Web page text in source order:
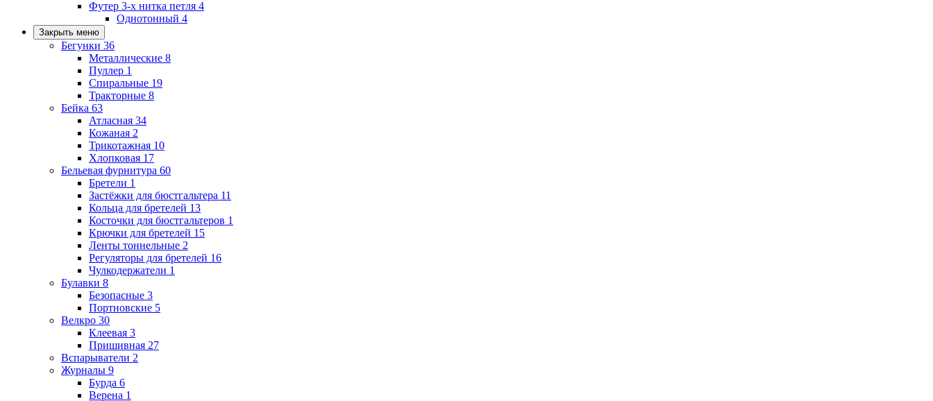
Футер 3-х нитка петля 4
Однотонный 4
Закрыть меню
Бегунки 36
Металлические 8
Пуллер 1
Спиральные 19
Тракторные 8
Бейка 63
Атласная 34
Кожаная 2
Трикотажная 10
Хлопковая 17
Бельевая фурнитура 60
Бретели 1
Застёжки для бюстгальтера 11
Кольца для бретелей 13
Косточки для бюстгальтеров 1
Крючки для бретелей 15
Ленты тоннельные 2
Регуляторы для бретелей 16
Чулкодержатели 1
Булавки 8
Безопасные 3
Портновские 5
Велкро 30
Клеевая 3
Пришивная 27
Вспарыватели 2
Журналы 9
Бурда 6
Верена 1